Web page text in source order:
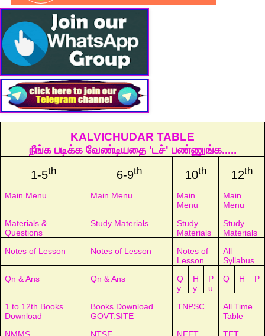
KALVICHUDAR TABLE
நீங்க படிக்க வேண்டியதை 'டச்' பண்ணுங்க.....
1-5th 6-9th 10th 12th
Main Menu Main Menu
Main
Menu
Main
Menu
Materials &
Questions
Study Materials
Study
Materials
Study
Materials
Notes of Lesson
Notes of Lesson
Notes of
Lesson
All
Syllabus
Qn & Ans
Qn & Ans
Q
y
H
y
P
u
Q H P
1 to 12th Books
Download
Books Download
GOVT.SITE
TNPSC
All Time
Table